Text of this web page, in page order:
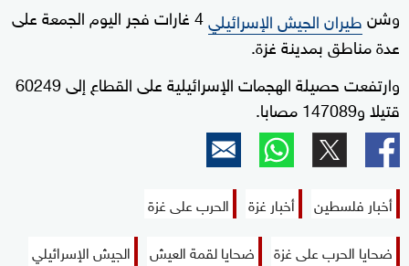
وشنطيران الجيش الإسرائيلي
4 غارات فجر اليوم الجمعة على
عدة مناطق بمدينة غزة.
وارتفعت حصيلة الهجمات الإسرائيلية على القطاع إلى 60249
قتيلا و147089 مصابا.
أخبار فلسطين أخبار غزة
الحرب على غزة
ضحايا الحرب على غزة
ضحايا لقمة العيش الجيش الإسرائيلي